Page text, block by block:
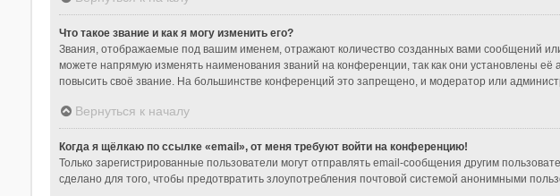
Что такое звание и как я могу изменить его?
Звания, отображаемые под вашим именем, отражают количество созданных вами сообщений
можете напрямую изменять наименования званий на конференции, так как они установлены
повысить своё звание. На большинстве конференций это запрещено, и модератор или
Вернуться к началу
Когда я щёлкаю по ссылке «email», от меня требуют войти на конференцию!
Только зарегистрированные пользователи могут отправлять email-сообщения другим
сделано для того, чтобы предотвратить злоупотребления почтовой системой анонимными